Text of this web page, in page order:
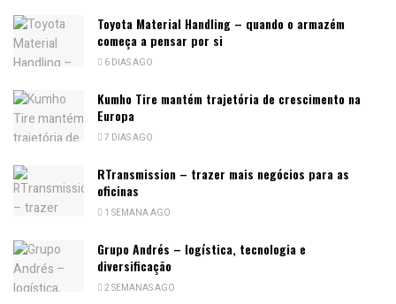
Toyota Material Handling – quando o armazém
começa a pensar por si
6 DIAS AGO
Kumho Tire mantém trajetória de crescimento na
Europa
7 DIAS AGO
RTransmission – trazer mais negócios para as
oficinas
1 SEMANA AGO
Grupo Andrés – logística, tecnologia e
diversificação
2 SEMANAS AGO